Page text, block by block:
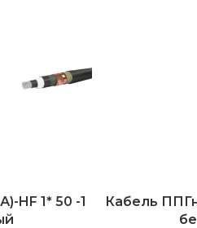
HF 1* 50 -1
Кабель